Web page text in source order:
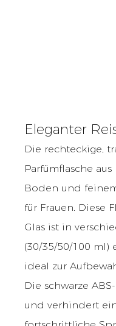
Eleganter
Die rechteckige,
Parfümflasche
Boden und
für Frauen. Diese
Glas ist in
(30/35/50/100
ideal zur
Die schwarze
und verhindert